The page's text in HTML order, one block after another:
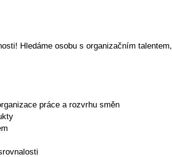
Hledáme osobu s organizačním talentem,
práce a rozvrhu směn